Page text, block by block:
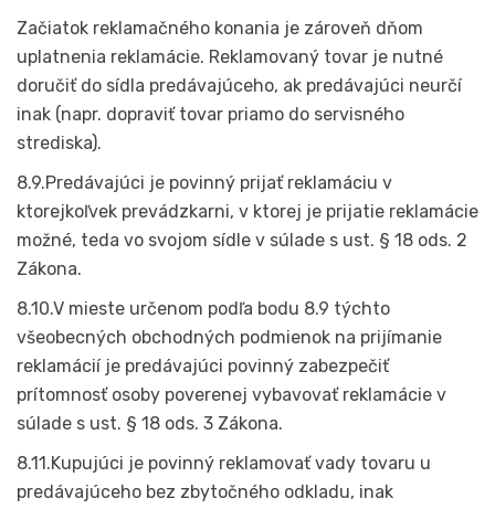
Začiatok reklamačného konania je zároveň dňom
uplatnenia reklamácie. Reklamovaný tovar je nutné
doručiť do sídla predávajúceho, ak predávajúci neurčí
inak (napr. dopraviť tovar priamo do servisného
strediska).
8.9.Predávajúci je povinný prijať reklamáciu v
ktorejkoľvek prevádzkarni, v ktorej je prijatie reklamácie
možné, teda vo svojom sídle v súlade s ust. § 18 ods. 2
Zákona.
8.10.V mieste určenom podľa bodu 8.9 týchto
všeobecných obchodných podmienok na prijímanie
reklamácií je predávajúci povinný zabezpečiť
prítomnosť osoby poverenej vybavovať reklamácie v
súlade s ust. § 18 ods. 3 Zákona.
8.11.Kupujúci je povinný reklamovať vady tovaru u
predávajúceho bez zbytočného odkladu, inak